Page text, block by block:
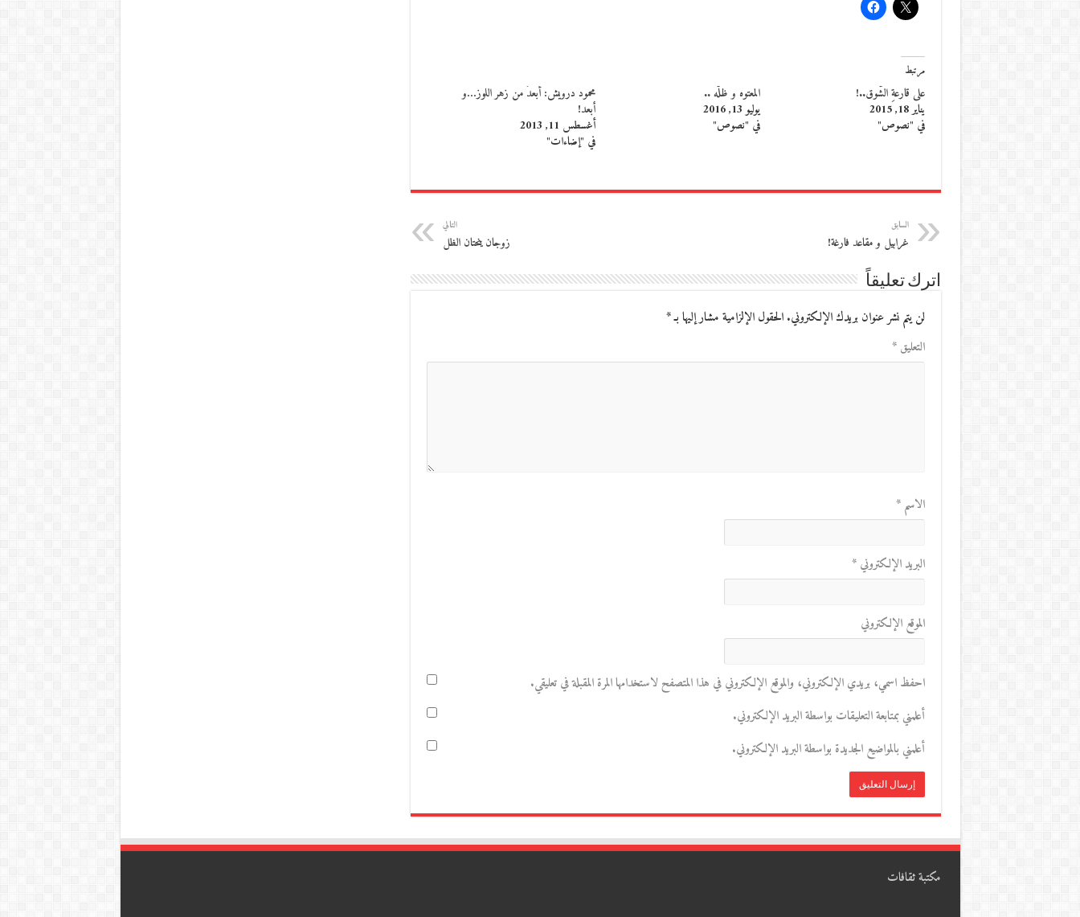
مرتبط
على قارعةِ الشّوق..!
يناير 18, 2015
في "نصوص"
المعتوه و ظلّه ..
يوليو 13, 2016
في "نصوص"
محمود درويش: أبعدَ من زهر اللوز…و
أبعد!
أغسطس 11, 2013
في "إضاءات"
السابق
غرابيل و مقاعد فارغة!
التالي
زوجان ينحتان الظل
اترك تعليقاً
لن يتم نشر عنوان بريدك الإلكتروني. الحقول الإلزامية مشار إليها بـ*
التعليق*
الاسم*
البريد الإلكتروني*
الموقع الإلكتروني
احفظ اسمي، بريدي الإلكتروني، والموقع الإلكتروني في هذا المتصفح لاستخدامها المرة المقبلة في تعليقي.
أعلمني بمتابعة التعليقات بواسطة البريد الإلكتروني.
أعلمني بالمواضيع الجديدة بواسطة البريد الإلكتروني.
مكتبة ثقافات